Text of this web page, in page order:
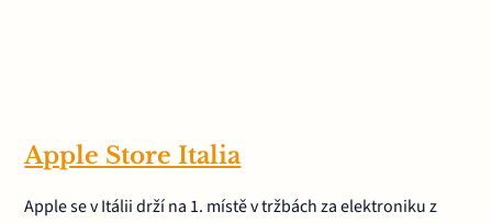
Apple Store Italia
Apple se v Itálii drží na 1. místě v tržbách za elektroniku z